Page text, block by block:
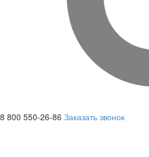
8 800 550-26-86 Заказать звонок